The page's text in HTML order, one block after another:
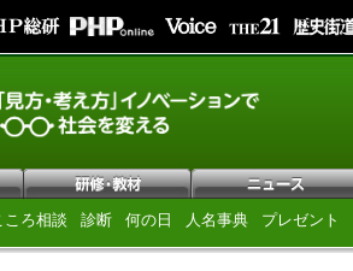
ころ相談 診断 何の日 人名事典 プレゼント